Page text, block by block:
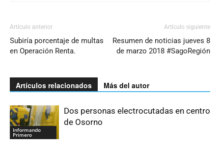
Artículo anterior
Subiría porcentaje de multas
en Operación Renta.
Artículo siguiente
Resumen de noticias jueves 8
de marzo 2018 #SagoRegión
Artículos relacionados Más del autor
Informando
Primero
Dos personas electrocutadas en centro
de Osorno